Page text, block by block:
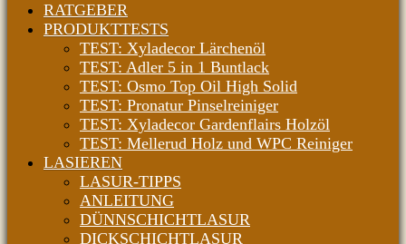
RATGEBER
PRODUKTTESTS
TEST: Xyladecor Lärchenöl
TEST: Adler 5 in 1 Buntlack
TEST: Osmo Top Oil High Solid
TEST: Pronatur Pinselreiniger
TEST: Xyladecor Gardenflairs Holzöl
TEST: Mellerud Holz und WPC Reiniger
LASIEREN
LASUR-TIPPS
ANLEITUNG
DÜNNSCHICHTLASUR
DICKSCHICHTLASUR